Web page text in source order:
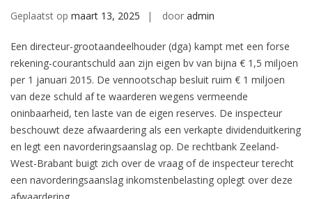
Geplaatst op maart 13, 2025 door admin
Een directeur-grootaandeelhouder (dga) kampt met een forse
rekening-courantschuld aan zijn eigen bv van bijna € 1,5 miljoen
per 1 januari 2015. De vennootschap besluit ruim € 1 miljoen
van deze schuld af te waarderen wegens vermeende
oninbaarheid, ten laste van de eigen reserves. De inspecteur
beschouwt deze afwaardering als een verkapte dividenduitkering
en legt een navorderingsaanslag op. De rechtbank Zeeland-
West-Brabant buigt zich over de vraag of de inspecteur terecht
een navorderingsaanslag inkomstenbelasting oplegt over deze
afwaardering.